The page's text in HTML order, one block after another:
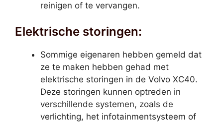
reinigen of te vervangen.
Elektrische storingen:
Sommige eigenaren hebben gemeld dat
ze te maken hebben gehad met
elektrische storingen in de Volvo XC40.
Deze storingen kunnen optreden in
verschillende systemen, zoals de
verlichting, het infotainmentsysteem of